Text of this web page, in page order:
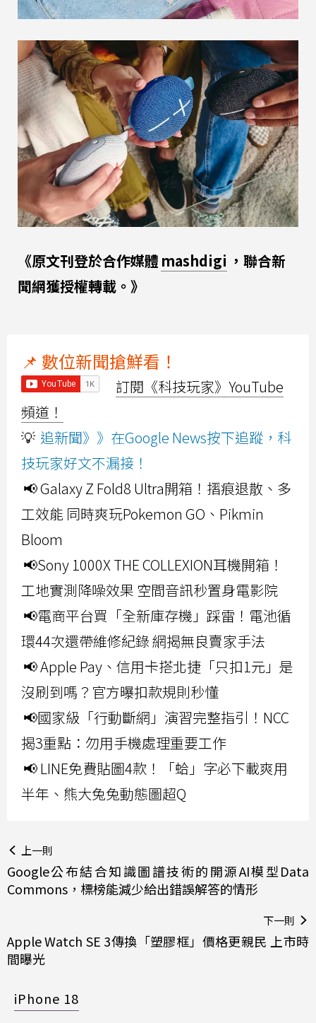
《原文刊登於合作媒體 mashdigi ，聯合新
聞網獲授權轉載。》
📌 數位新聞搶鮮看！
訂閱《科技玩家》YouTube
頻道！
💡 追新聞》》在Google News按下追蹤，科
技玩家好文不漏接！
📢 Galaxy Z Fold8 Ultra開箱！摺痕退散、多
工效能 同時爽玩Pokemon GO、Pikmin
Bloom
📢Sony 1000X THE COLLEXION耳機開箱！
工地實測降噪效果 空間音訊秒置身電影院
📢電商平台買「全新庫存機」踩雷！電池循
環44次還帶維修紀錄 網揭無良賣家手法
📢 Apple Pay、信用卡搭北捷「只扣1元」是
沒刷到嗎？官方曝扣款規則秒懂
📢國家級「行動斷網」演習完整指引！NCC
揭3重點：勿用手機處理重要工作
📢 LINE免費貼圖4款！「蛤」字必下載爽用
半年、熊大兔兔動態圖超Q
上一則
Google公布結合知識圖譜技術的開源AI模型Data
Commons，標榜能減少給出錯誤解答的情形
下一則
Apple Watch SE 3傳換「塑膠框」價格更親民 上市時
間曝光
iPhone 18